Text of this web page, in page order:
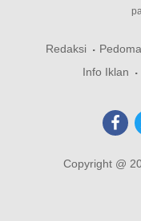
Redaksi
Info Iklan
Copyright @